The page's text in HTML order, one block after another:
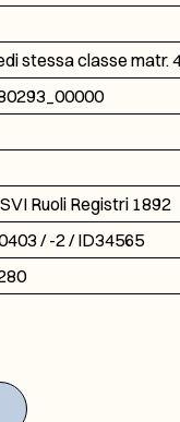
stessa classe matr.
Ruoli Registri 1892
/ -2 / ID34565